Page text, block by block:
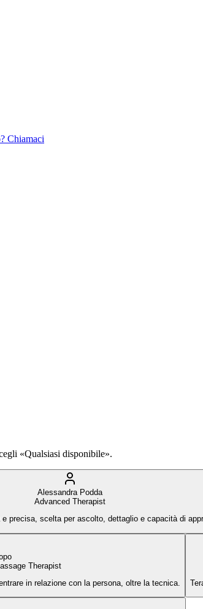
Chiamaci
«Qualsiasi disponibile».
Alessandra Podda
Advanced Therapist
precisa, scelta per ascolto, dettaglio e capacità di
Therapist
in relazione con la persona, oltre la tecnica.